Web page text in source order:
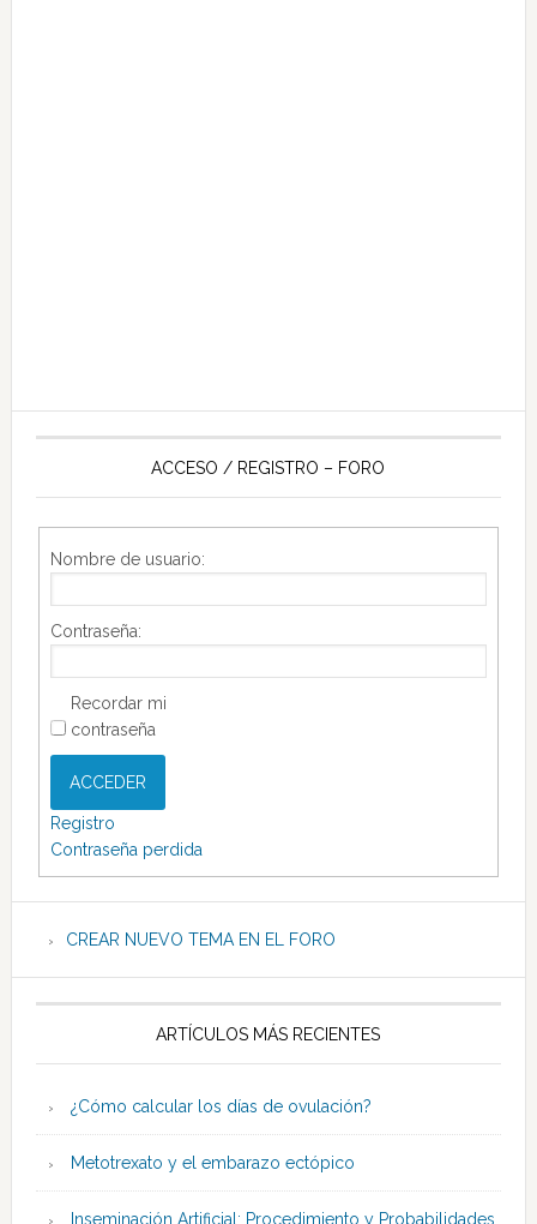
ACCESO / REGISTRO – FORO
Nombre de usuario:
Contraseña:
Recordar mi
contraseña
ACCEDER
Registro
Contraseña perdida
CREAR NUEVO TEMA EN EL FORO
ARTÍCULOS MÁS RECIENTES
¿Cómo calcular los días de ovulación?
Metotrexato y el embarazo ectópico
Inseminación Artificial: Procedimiento y Probabilidades